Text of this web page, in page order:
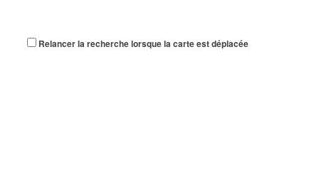
Relancer la recherche lorsque la carte est déplacée